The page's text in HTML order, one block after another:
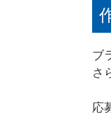
ブ
さ
応